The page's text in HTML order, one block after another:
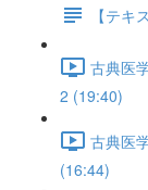
【テキ
古典医
2 (19:40)
古典医
(16:44)